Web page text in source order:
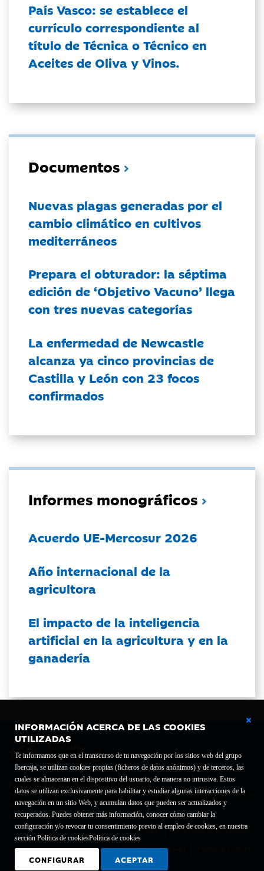
INFORMACIÓN ACERCA DE LAS COOKIES
UTILIZADAS
Te informamos que en el transcurso de tu navegación por los sitios web del grupo
Ibercaja, se utilizan cookies propias (ficheros de datos anónimos) y de terceros, las
cuales se almacenan en el dispositivo del usuario, de manera no intrusiva. Estos
datos se utilizan exclusivamente para habilitar y estudiar algunas interacciones de la
navegación en un sitio Web, y acumulan datos que pueden ser actualizados y
recuperados. Puedes obtener más información, conocer cómo cambiar la
configuración y/o revocar tu consentimiento previo al empleo de cookies, en nuestra
sección Política de cookiesPolítica de cookies
CONFIGURAR ACEPTAR
País Vasco: se establece el
currículo correspondiente al
título de Técnica o Técnico en
Aceites de Oliva y Vinos.
Documentos
Nuevas plagas generadas por el
cambio climático en cultivos
mediterráneos
Prepara el obturador: la séptima
edición de ‘Objetivo Vacuno’ llega
con tres nuevas categorías
La enfermedad de Newcastle
alcanza ya cinco provincias de
Castilla y León con 23 focos
confirmados
Informes monográficos
Acuerdo UE-Mercosur 2026
Año internacional de la
agricultora
El impacto de la inteligencia
artificial en la agricultura y en la
ganadería
Fundación Bancaria Ibercaja C.I.F. G-50000652.
Inscrita en el Registro de Fundaciones del Mº de Educación, Cultura y Deporte con el nº
1689.
Domicilio social: Joaquín Costa, 13. 50001 Zaragoza.
Contacto
Declaración de accesibilidad
Aviso legal Política de privacidad